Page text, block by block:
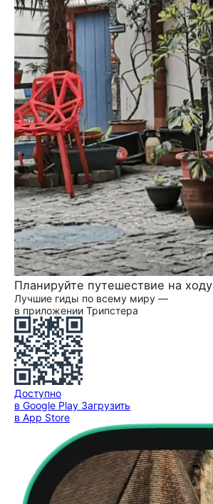
Планируйте путешествие на ходу
Лучшие гиды по всему миру —
в приложении Трипстера
Доступно
в Google Play Загрузить
в App Store